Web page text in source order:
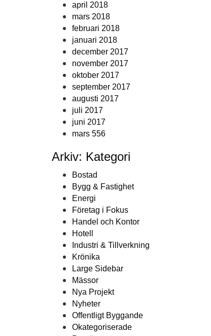
april 2018
mars 2018
februari 2018
januari 2018
december 2017
november 2017
oktober 2017
september 2017
augusti 2017
juli 2017
juni 2017
mars 556
Arkiv: Kategori
Bostad
Bygg & Fastighet
Energi
Företag i Fokus
Handel och Kontor
Hotell
Industri & Tillverkning
Krönika
Large Sidebar
Mässor
Nya Projekt
Nyheter
Offentligt Byggande
Okategoriserade